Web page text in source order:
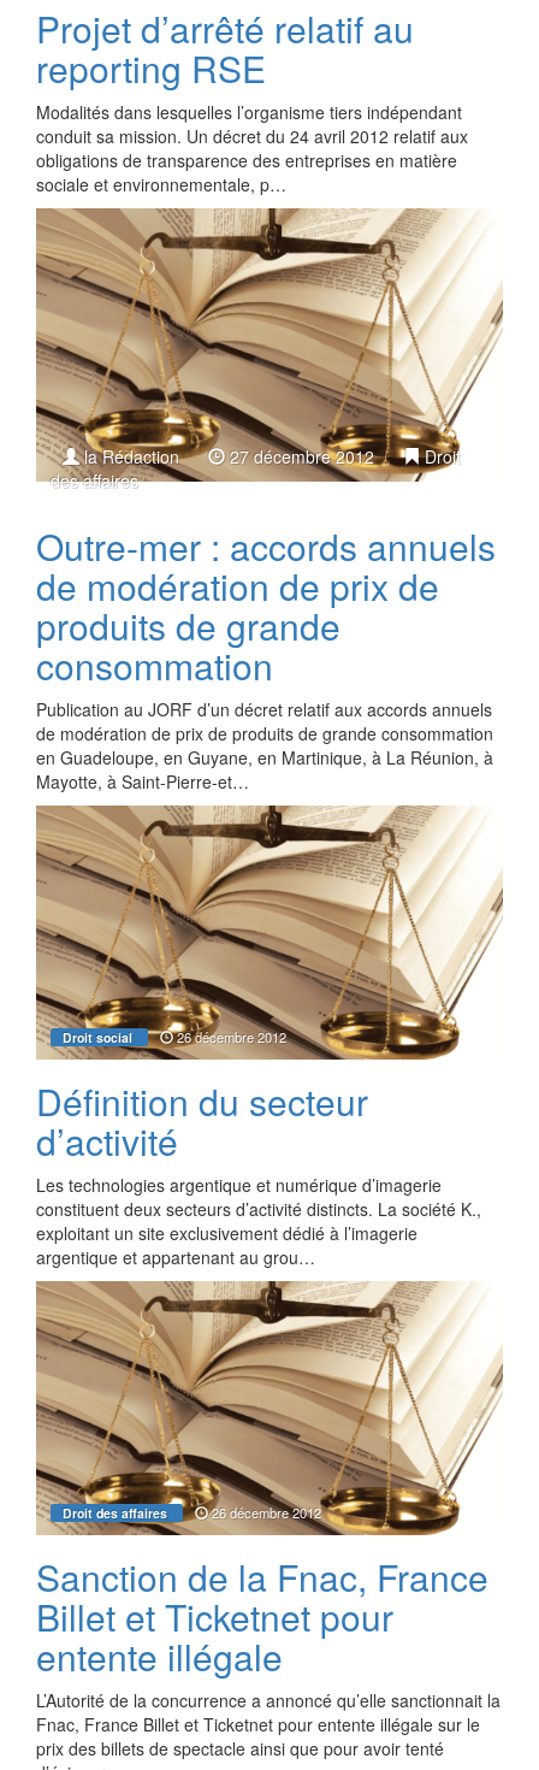
Projet d’arrêté relatif au
reporting RSE
Modalités dans lesquelles l’organisme tiers indépendant
conduit sa mission. Un décret du 24 avril 2012 relatif aux
obligations de transparence des entreprises en matière
sociale et environnementale, p…
la Rédaction 27 décembre 2012
Droit
des affaires
Outre-mer : accords annuels
de modération de prix de
produits de grande
consommation
Publication au JORF d’un décret relatif aux accords annuels
de modération de prix de produits de grande consommation
en Guadeloupe, en Guyane, en Martinique, à La Réunion, à
Mayotte, à Saint-Pierre-et…
Droit social 26 décembre 2012
Définition du secteur
d’activité
Les technologies argentique et numérique d’imagerie
constituent deux secteurs d’activité distincts. La société K.,
exploitant un site exclusivement dédié à l’imagerie
argentique et appartenant au grou…
Droit des affaires 26 décembre 2012
Sanction de la Fnac, France
Billet et Ticketnet pour
entente illégale
L’Autorité de la concurrence a annoncé qu’elle sanctionnait la
Fnac, France Billet et Ticketnet pour entente illégale sur le
prix des billets de spectacle ainsi que pour avoir tenté